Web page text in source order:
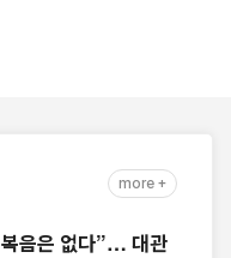
more +
음은 없다”… 대관